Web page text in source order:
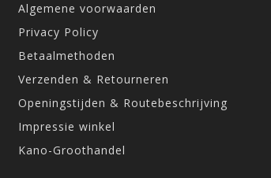
Algemene voorwaarden
Privacy Policy
Betaalmethoden
Verzenden & Retourneren
Openingstijden & Routebeschrijving
Impressie winkel
Kano-Groothandel